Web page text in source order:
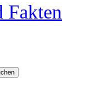
Fakten